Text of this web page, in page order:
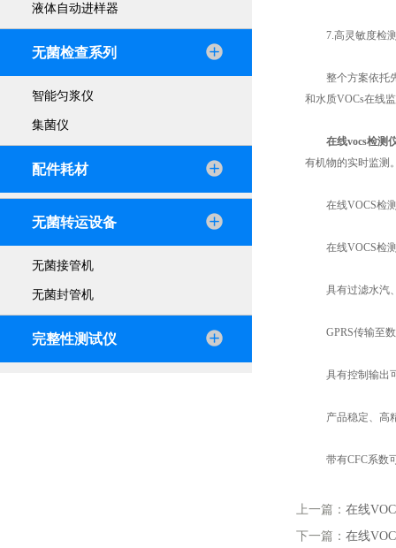
液体自动进样器
无菌检查系列
智能匀浆仪
集菌仪
配件耗材
无菌转运设备
无菌接管机
无菌封管机
完整性测试仪
7.高灵敏度检测
整个方案依托先
和水质VOCs在线
在线vocs检测
有机物的实时监测
在线VOCS检
在线VOCS检测
具有过滤水汽
GPRS传输至数
具有控制输出
产品稳定、高
带有CFC系数可
上一篇： 在线
下一篇： 在线